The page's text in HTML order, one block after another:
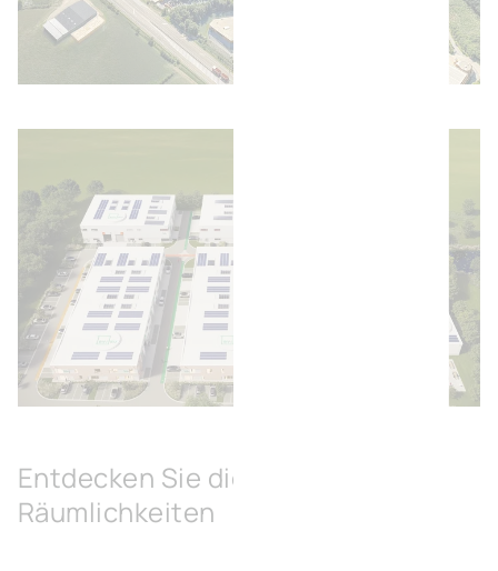
Entdecken Sie die verfügbaren
Räumlichkeiten